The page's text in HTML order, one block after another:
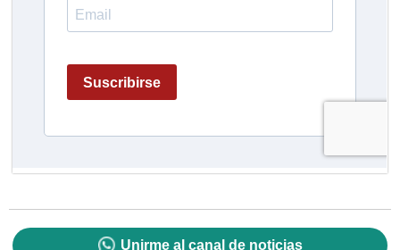
Unirme al canal de noticias